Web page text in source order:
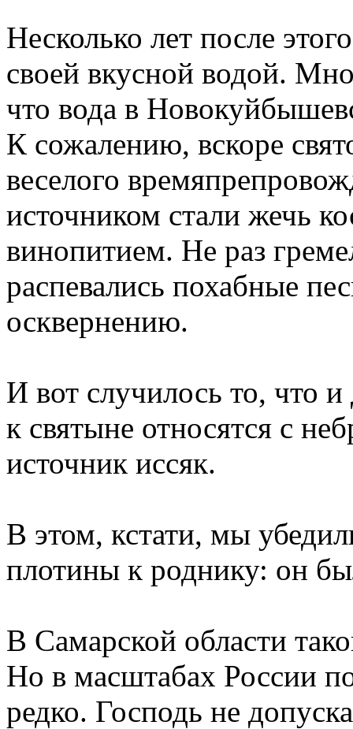
Несколько лет после
своей вкусной водой.
что вода в
К сожалению, вскоре
веселого
источником стали жечь
винопитием. Не раз
распевались похабные
осквернению.
И вот случилось то, что
к святыне относятся с
источник иссяк.
В этом, кстати, мы
плотины к роднику: он
В Самарской области
Но в масштабах России
редко. Господь не